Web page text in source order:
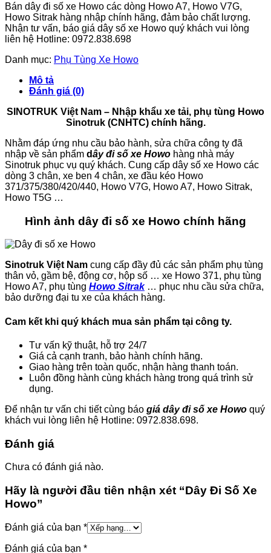
Bán dây đi số xe Howo các dòng Howo A7, Howo V7G,
Howo Sitrak hàng nhập chính hãng, đảm bảo chất lượng.
Nhận tư vấn, báo giá dây số xe Howo quý khách vui lòng
liên hệ Hotline: 0972.838.698
Danh mục: Phụ Tùng Xe Howo
Mô tả
Đánh giá (0)
SINOTRUK Việt Nam – Nhập khẩu xe tải, phụ tùng Howo
Sinotruk (CNHTC) chính hãng.
Nhằm đáp ứng nhu cầu bảo hành, sửa chữa công ty đã
nhập về sản phẩm dây đi số xe Howo hàng nhà máy
Sinotruk phục vụ quý khách. Cung cấp dây số xe Howo các
dòng 3 chân, xe ben 4 chân, xe đầu kéo Howo
371/375/380/420/440, Howo V7G, Howo A7, Howo Sitrak,
Howo T5G …
Hình ảnh dây đi số xe Howo chính hãng
Sinotruk Việt Nam cung cấp đầy đủ các sản phẩm phụ tùng
thân vỏ, gầm bệ, động cơ, hộp số … xe Howo 371, phụ tùng
Howo A7, phụ tùng Howo Sitrak… phục nhu cầu sửa chữa,
bảo dưỡng đại tu xe của khách hàng.
Cam kết khi quý khách mua sản phẩm tại công ty.
Tư vấn kỹ thuật, hỗ trợ 24/7
Giá cả cạnh tranh, bảo hành chính hãng.
Giao hàng trên toàn quốc, nhận hàng thanh toán.
Luôn đồng hành cùng khách hàng trong quá trình sử
dụng.
Để nhận tư vấn chi tiết cùng báo giá dây đi số xe Howo quý
khách vui lòng liên hệ Hotline: 0972.838.698.
Đánh giá
Chưa có đánh giá nào.
Hãy là người đầu tiên nhận xét “Dây Đi Số Xe
Howo”
Đánh giá của bạn *
Đánh giá của bạn *